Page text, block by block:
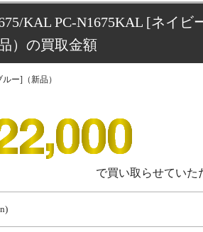
KAL PC-N1675KAL [ネイビ
品）の買取金額
ー]（新品）
で買い取らせていた